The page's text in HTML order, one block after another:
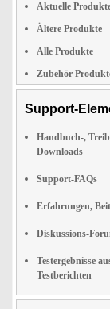
Aktuelle
Ältere Produkte
Alle Produkte
Zubehör
Support-
Handbuch-,
Downloads
Support-FAQs
Erfahrungen,
Diskussions-
Testergebnisse
Testberichten